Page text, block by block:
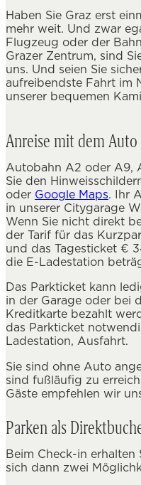
Haben Sie Graz erst
mehr weit. Und zwar
Flugzeug oder der
Grazer Zentrum, sind
uns. Und seien Sie
aufreibendste Fahrt im
unserer bequemen
Anreise mit dem Auto
Autobahn A2 oder A9,
Sie den
oder Google Maps. Ihr
in unserer Citygarage
Wenn Sie nicht direkt
der Tarif für das
und das Tagesticket €
die E-Ladestation
Das Parkticket kann
in der Garage oder bei
Kreditkarte bezahlt
das Parkticket
Ladestation, Ausfahrt.
Sie sind ohne Auto
sind fußläufig zu
Gäste empfehlen wir
Parken als
Beim Check-in
sich dann zwei